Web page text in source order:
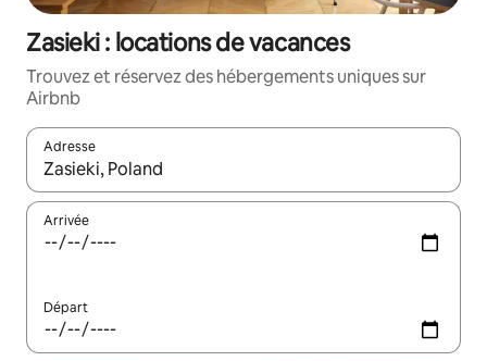
Zasieki : locations de vacances
Trouvez et réservez des hébergements uniques sur
Airbnb
Adresse
Lorsque les résultats s'affichent, utilisez les flèches vers le
Arrivée
Départ